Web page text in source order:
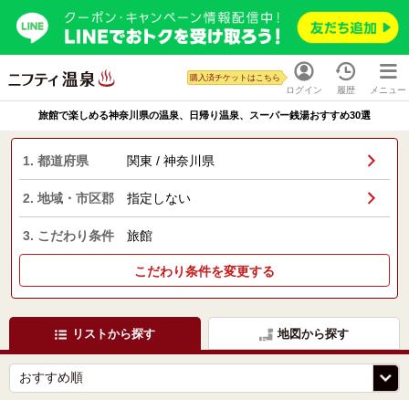
ログイン
購入済チケットはこちら
履歴 メニュー
旅館で楽しめる神奈川県の温泉、日帰り温泉、スーパー銭湯おすすめ30選
1. 都道府県 関東 / 神奈川県
2. 地域・市区郡 指定しない
3. こだわり条件 旅館
こだわり条件を変更する
リストから探す 地図から探す